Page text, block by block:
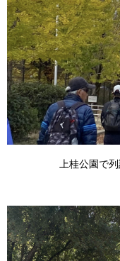
上桂公園で